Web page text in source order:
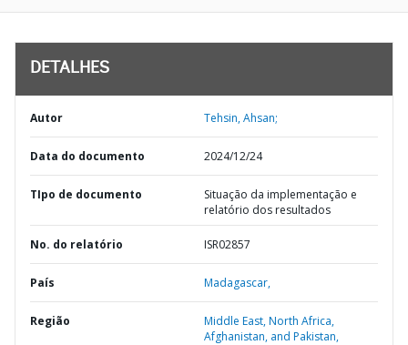
DETALHES
Autor Tehsin, Ahsan;
Data do documento 2024/12/24
TIpo de documento
Situação da implementação e
relatório dos resultados
No. do relatório ISR02857
País Madagascar,
Região
Middle East, North Africa,
Afghanistan, and Pakistan,